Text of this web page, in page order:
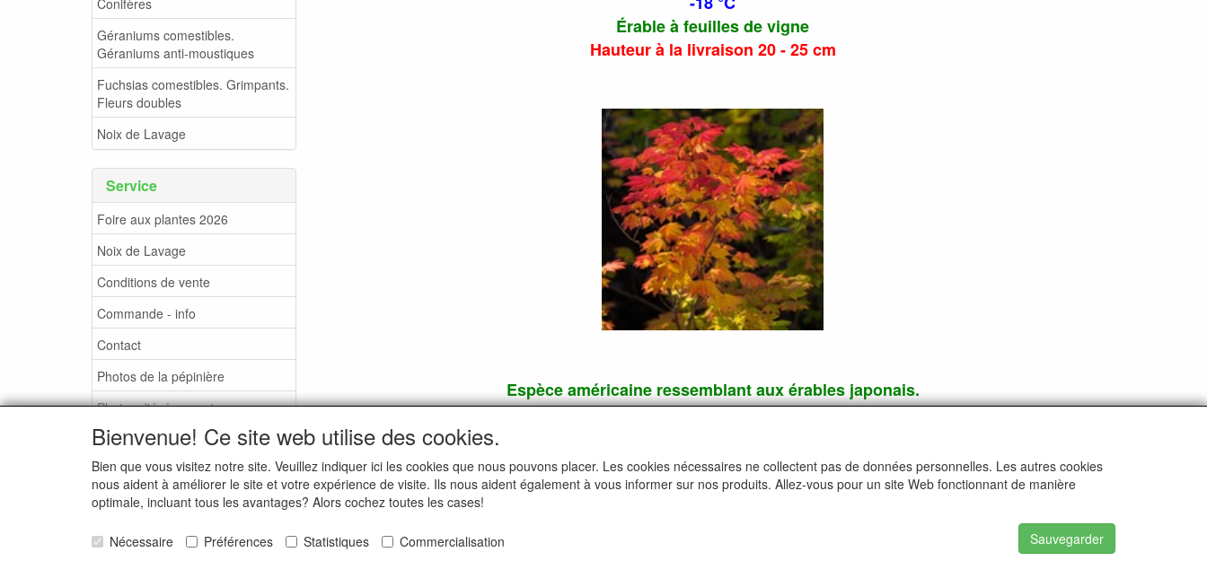
Géraniums comestibles.
Géraniums anti-moustiques
Fuchsias comestibles. Grimpants.
Fleurs doubles
Noix de Lavage
Service
Foire aux plantes 2026
Noix de Lavage
Conditions de vente
Commande - info
Contact
Photos de la pépinière
Photos d'événements
Érable à feuilles de vigne
Hauteur à la livraison 20 - 25 cm
Espèce américaine ressemblant aux érables japonais.
Excellent pour la culture en bonsaï.
Les feuilles prennent une couleur rose-rouge en automne.
Bienvenue! Ce site web utilise des cookies.
Bien que vous visitez notre site. Veuillez indiquer ici les cookies que nous pouvons placer. Les cookies nécessaires ne collectent pas de données personnelles. Les autres cookies
nous aident à améliorer le site et votre expérience de visite. Ils nous aident également à vous informer sur nos produits. Allez-vous pour un site Web fonctionnant de manière
optimale, incluant tous les avantages? Alors cochez toutes les cases!
Nécessaire Préférences Statistiques Commercialisation Sauvegarder